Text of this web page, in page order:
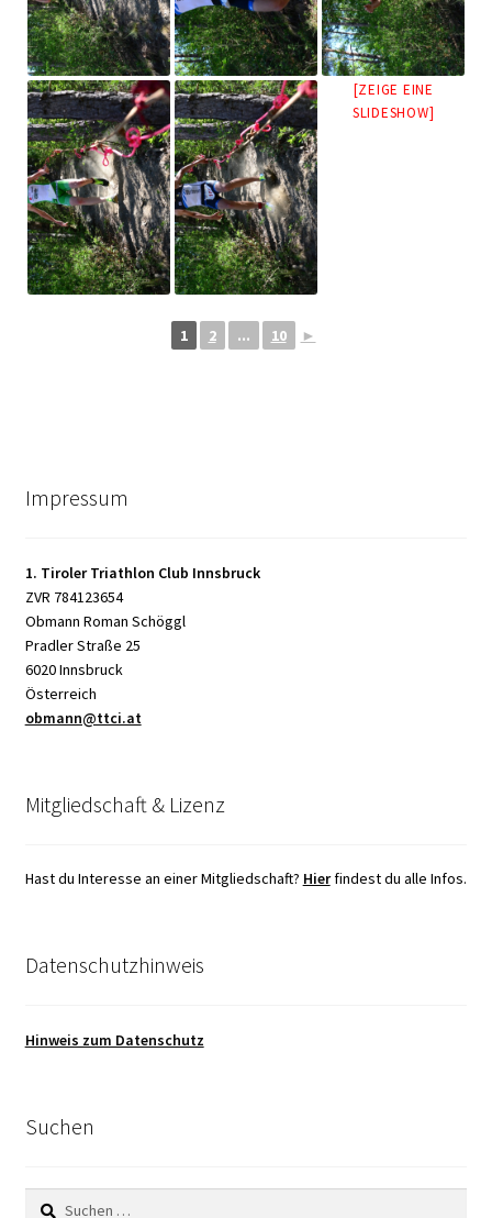
[ZEIGE EINE
SLIDESHOW]
1 2 ... 10 ►
Impressum
1. Tiroler Triathlon Club Innsbruck
ZVR 784123654
Obmann Roman Schöggl
Pradler Straße 25
6020 Innsbruck
Österreich
obmann@ttci.at
Mitgliedschaft & Lizenz
Hast du Interesse an einer Mitgliedschaft? Hierfindest du alle Infos.
Datenschutzhinweis
Hinweis zum Datenschutz
Suchen
Suchen